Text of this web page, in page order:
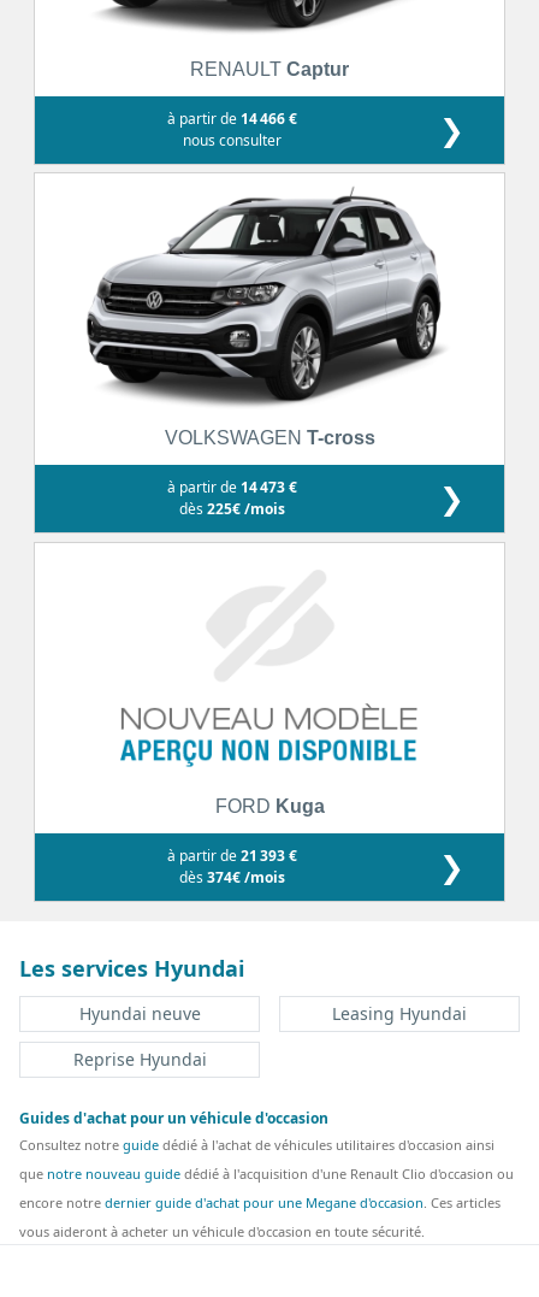
RENAULT Captur
à partir de 14 466 €
nous consulter
❯
VOLKSWAGEN T-cross
à partir de 14 473 €
dès225€ /mois ❯
FORD Kuga
à partir de21 393 €
dès374€ /mois ❯
Les services Hyundai
Hyundai neuve
Leasing Hyundai
Reprise Hyundai
Guides d'achat pour un véhicule d'occasion
Consultez notre guide dédié à l'achat de véhicules utilitaires d'occasion ainsi
que notre nouveau guide dédié à l'acquisition d'une Renault Clio d'occasion ou
encore notre dernier guide d'achat pour une Megane d'occasion. Ces articles
vous aideront à acheter un véhicule d'occasion en toute sécurité.